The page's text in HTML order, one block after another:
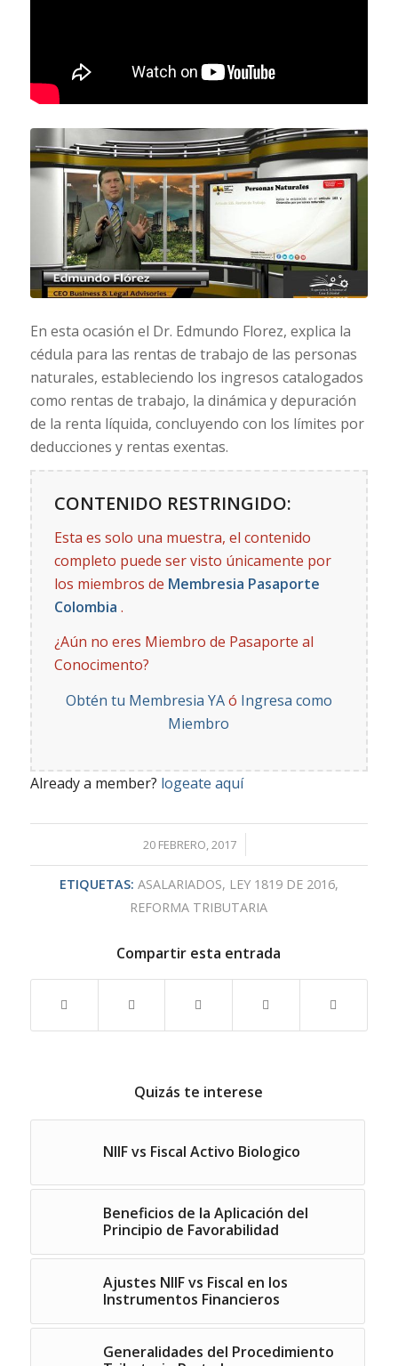
En esta ocasión el Dr. Edmundo Florez, explica la
cédula para las rentas de trabajo de las personas
naturales, estableciendo los ingresos catalogados
como rentas de trabajo, la dinámica y depuración
de la renta líquida, concluyendo con los límites por
deducciones y rentas exentas.
CONTENIDO RESTRINGIDO:
Esta es solo una muestra, el contenido
completo puede ser visto únicamente por
los miembros de Membresia Pasaporte
Colombia .
¿Aún no eres Miembro de Pasaporte al
Conocimento?
Obtén tu Membresia YAó Ingresa como
Miembro
Already a member? logeate aquí
20 FEBRERO, 2017
/
ETIQUETAS: ASALARIADOS, LEY 1819 DE 2016,
REFORMA TRIBUTARIA
Compartir esta entrada
Quizás te interese
NIIF vs Fiscal Activo Biologico
Beneficios de la Aplicación del
Principio de Favorabilidad
Ajustes NIIF vs Fiscal en los
Instrumentos Financieros
Generalidades del Procedimiento